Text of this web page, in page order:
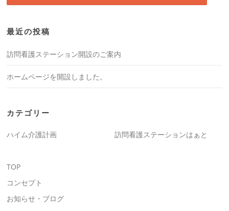
最近の投稿
訪問看護ステーション開設のご案内
ホームページを開設しました。
カテゴリー
ハイム介護計画 訪問看護ステーションはぁと
TOP
コンセプト
お知らせ・ブログ